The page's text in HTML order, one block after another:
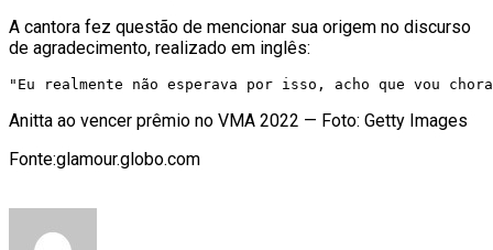
A cantora fez questão de mencionar sua origem no discurso
de agradecimento, realizado em inglês:
Anitta ao vencer prêmio no VMA 2022 — Foto: Getty Images
Fonte:glamour.globo.com